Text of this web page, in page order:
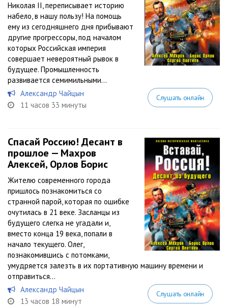
Николая II, переписывает историю
набело, в нашу пользу! На помощь
ему из сегодняшнего дня прибывают
другие прогрессоры, под началом
которых Российская империя
совершает невероятный рывок в
будущее. Промышленность
развивается семимильными...
Александр Чайцын
11 часов 33 минуты
Слушать онлайн
Спасай Россию! Десант в
прошлое — Махров
Алексей, Орлов Борис
Жителю современного города
пришлось познакомиться со
странной парой, которая по ошибке
очутилась в 21 веке. Засланцы из
будущего слегка не угадали и,
вместо конца 19 века, попали в
начало текущего. Олег,
познакомившись с потомками,
умудряется залезть в их портативную машину времени и
отправиться...
Александр Чайцын
13 часов 18 минут
Слушать онлайн